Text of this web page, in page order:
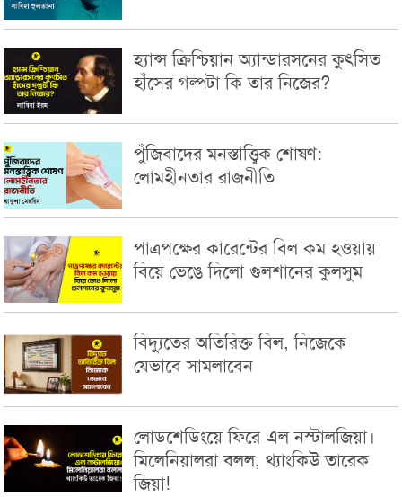
হ্যান্স ক্রিশ্চিয়ান অ্যান্ডারসনের কুৎসিত
হাঁসের গল্পটা কি তার নিজের?
পুঁজিবাদের মনস্তাত্ত্বিক শোষণ:
লোমহীনতার রাজনীতি
পাত্রপক্ষের কারেন্টের বিল কম হওয়ায়
বিয়ে ভেঙে দিলো গুলশানের কুলসুম
বিদ্যুতের অতিরিক্ত বিল, নিজেকে
যেভাবে সামলাবেন
লোডশেডিংয়ে ফিরে এল নস্টালজিয়া।
মিলেনিয়ালরা বলল, থ্যাংকিউ তারেক
জিয়া!